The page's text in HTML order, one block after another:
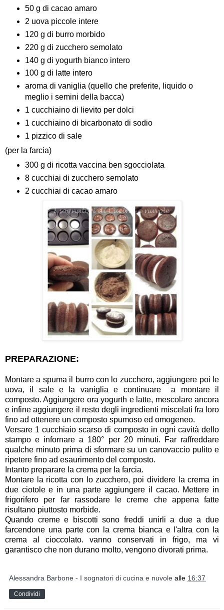
50 g di cacao amaro
2 uova piccole intere
120 g di burro morbido
220 g di zucchero semolato
140 g di yogurth bianco intero
100 g di latte intero
aroma di vaniglia (quello che preferite, liquido o
meglio i semini della bacca)
1 cucchiaino di lievito per dolci
1 cucchiaino di bicarbonato di sodio
1 pizzico di sale
(per la farcia)
300 g di ricotta vaccina ben sgocciolata
8 cucchiai di zucchero semolato
2 cucchiai di cacao amaro
PREPARAZIONE:
Montare a spuma il burro con lo zucchero, aggiungere poi le
uova, il sale e la vaniglia e continuare a montare il
composto. Aggiungere ora yogurth e latte, mescolare ancora
e infine aggiungere il resto degli ingredienti miscelati fra loro
fino ad ottenere un composto spumoso ed omogeneo.
Versare 1 cucchiaio scarso di composto in ogni cavità dello
stampo e infornare a 180° per 20 minuti. Far raffreddare
qualche minuto prima di sformare su un canovaccio pulito e
ripetere fino ad esaurimento del composto.
Intanto preparare la crema per la farcia.
Montare la ricotta con lo zucchero, poi dividere la crema in
due ciotole e in una parte aggiungere il cacao. Mettere in
frigorifero per far rassodare le creme che appena fatte
risultano piuttosto morbide.
Quando creme e biscotti sono freddi unirli a due a due
farcendone una parte con la crema bianca e l'altra con la
crema al cioccolato. vanno conservati in frigo, ma vi
garantisco che non durano molto, vengono divorati prima.
Alessandra Barbone - I sognatori di cucina e nuvole alle 16:37
Condividi